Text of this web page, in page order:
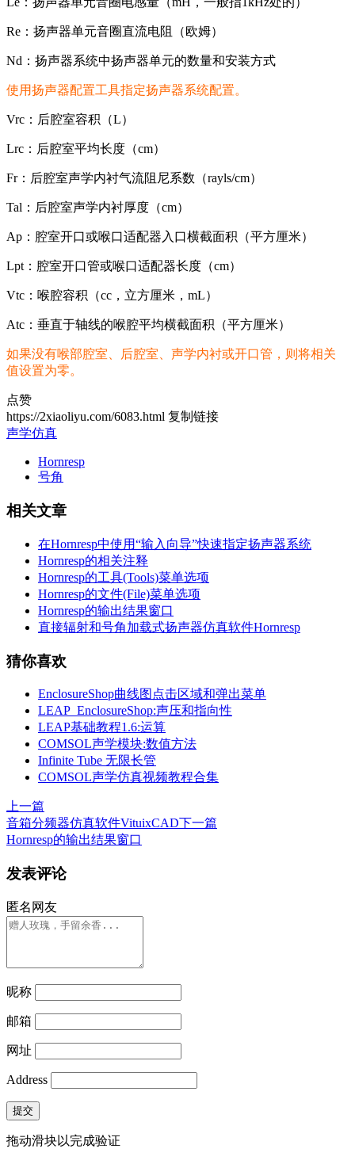
Re：扬声器单元音圈直流电阻（欧姆）
Nd：扬声器系统中扬声器单元的数量和安装方式
使用扬声器配置工具指定扬声器系统配置。
Vrc：后腔室容积（L）
Lrc：后腔室平均长度（cm）
Fr：后腔室声学内衬气流阻尼系数（rayls/cm）
Tal：后腔室声学内衬厚度（cm）
Ap：腔室开口或喉口适配器入口横截面积（平方厘米）
Lpt：腔室开口管或喉口适配器长度（cm）
Vtc：喉腔容积（cc，立方厘米，mL）
Atc：垂直于轴线的喉腔平均横截面积（平方厘米）
如果没有喉部腔室、后腔室、声学内衬或开口管，则将相关
值设置为零。
点赞
https://2xiaoliyu.com/6083.html 复制链接
声学仿真
Hornresp
号角
相关文章
在Hornresp中使用“输入向导”快速指定扬声器系统
Hornresp的相关注释
Hornresp的工具(Tools)菜单选项
Hornresp的文件(File)菜单选项
Hornresp的输出结果窗口
直接辐射和号角加载式扬声器仿真软件Hornresp
猜你喜欢
EnclosureShop曲线图点击区域和弹出菜单
LEAP_EnclosureShop:声压和指向性
LEAP基础教程1.6:运算
COMSOL声学模块:数值方法
Infinite Tube 无限长管
COMSOL声学仿真视频教程合集
上一篇
音箱分频器仿真软件VituixCAD下一篇
Hornresp的输出结果窗口
发表评论
匿名网友
昵称
邮箱
网址
Address
提交
拖动滑块以完成验证